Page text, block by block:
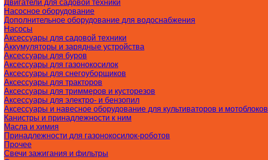
Двигатели для садовой техники
Насосное оборудование
Дополнительное оборудование для водоснабжения
Насосы
Аксессуары для садовой техники
Аккумуляторы и зарядные устройства
Аксессуары для буров
Аксессуары для газонокосилок
Аксессуары для снегоуборщиков
Аксессуары для тракторов
Аксессуары для триммеров и кусторезов
Аксессуары для электро- и бензопил
Аксессуары и навесное оборудование для культиваторов и мотоблоков
Канистры и принадлежности к ним
Масла и химия
Принадлежности для газонокосилок-роботов
Прочее
Свечи зажигания и фильтры